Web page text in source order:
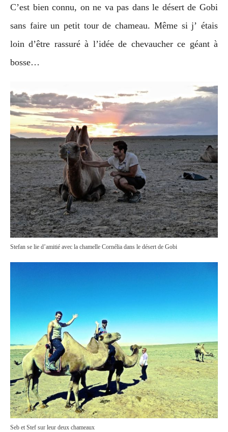
C’est bien connu, on ne va pas dans le désert de Gobi
sans faire un petit tour de chameau. Même si j’ étais
loin d’être rassuré à l’idée de chevaucher ce géant à
bosse…
Stefan se lie d’amitié avec la chamelle Cornélia dans le désert de Gobi
Seb et Stef sur leur deux chameaux